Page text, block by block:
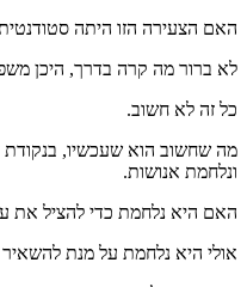
האם הצעירה הזו היתה סטודנטית
לא ברור מה קרה בדרך, היכן
כל זה לא חשוב.
מה שחשוב הוא שעכשיו, בנקודת
ונלחמת אנושות.
האם היא נלחמת כדי להציל את
אולי היא נלחמת על מנת להשאיר